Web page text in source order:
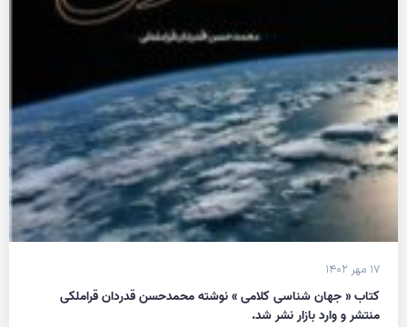
۱۷ مهر ۱۴۰۲
کتاب « جهان شناسی کلامی » نوشته محمدحسن قدردان قراملکی
منتشر و وارد بازار نشر شد.